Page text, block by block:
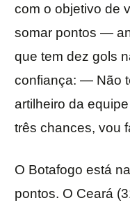
com o objetivo de
somar pontos —
que tem dez gols
confiança: — Não
artilheiro da
três chances, vou
O Botafogo está
pontos. O Ceará